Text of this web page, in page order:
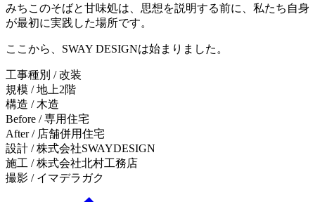
みちこのそばと甘味処は、思想を説明する前に、私たち自身
が最初に実践した場所です。
ここから、SWAY DESIGNは始まりました。
工事種別 / 改装
規模 / 地上2階
構造 / 木造
Before / 専用住宅
After / 店舗併用住宅
設計 / 株式会社SWAYDESIGN
施工 / 株式会社北村工務店
撮影 / イマデラガク